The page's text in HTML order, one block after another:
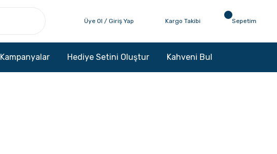
Üye Ol / Giriş Yap Kargo Takibi Sepetim
Kampanyalar Hediye Setini Oluştur Kahveni Bul